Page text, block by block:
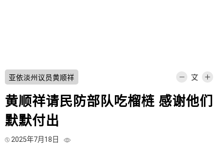
亚依淡州议员黄顺祥
黄顺祥请民防部队吃榴梿 感谢他们
默默付出
2025年7月18日